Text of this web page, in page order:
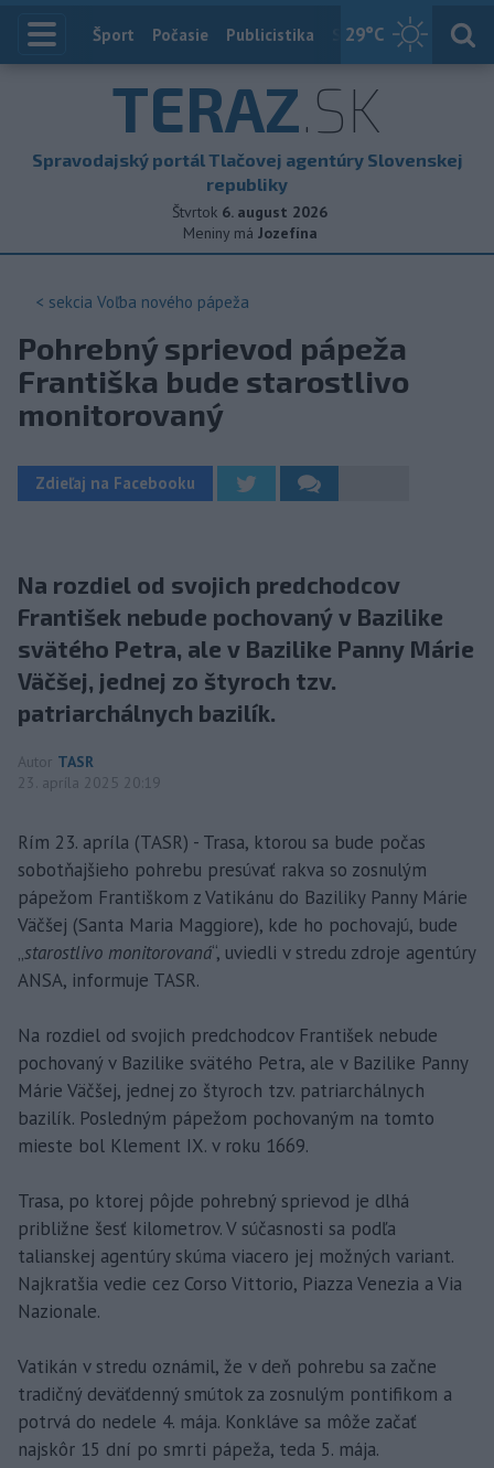
29°C
Index
Šport Počasie Publicistika Slovensko
TERAZ.SK
Spravodajský portál Tlačovej agentúry Slovenskej
republiky
Štvrtok 6. august 2026
Meniny má Jozefína
< sekcia Voľba nového pápeža
Pohrebný sprievod pápeža
Františka bude starostlivo
monitorovaný
Zdieľaj na Facebooku
Na rozdiel od svojich predchodcov
František nebude pochovaný v Bazilike
svätého Petra, ale v Bazilike Panny Márie
Väčšej, jednej zo štyroch tzv.
patriarchálnych bazilík.
Autor TASR
23. apríla 2025 20:19
Rím 23. apríla (TASR) - Trasa, ktorou sa bude počas
sobotňajšieho pohrebu presúvať rakva so zosnulým
pápežom Františkom z Vatikánu do Baziliky Panny Márie
Väčšej (Santa Maria Maggiore), kde ho pochovajú, bude
„starostlivo monitorovaná“, uviedli v stredu zdroje agentúry
ANSA, informuje TASR.
Na rozdiel od svojich predchodcov František nebude
pochovaný v Bazilike svätého Petra, ale v Bazilike Panny
Márie Väčšej, jednej zo štyroch tzv. patriarchálnych
bazilík. Posledným pápežom pochovaným na tomto
mieste bol Klement IX. v roku 1669.
Trasa, po ktorej pôjde pohrebný sprievod je dlhá
približne šesť kilometrov. V súčasnosti sa podľa
talianskej agentúry skúma viacero jej možných variant.
Najkratšia vedie cez Corso Vittorio, Piazza Venezia a Via
Nazionale.
Vatikán v stredu oznámil, že v deň pohrebu sa začne
tradičný deväťdenný smútok za zosnulým pontifikom a
potrvá do nedele 4. mája. Konkláve sa môže začať
najskôr 15 dní po smrti pápeža, teda 5. mája.